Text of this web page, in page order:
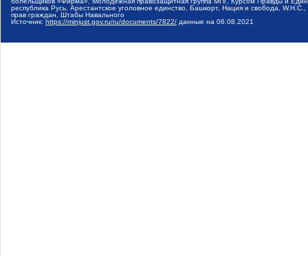
республика Русь, Арестантское уголовное единство, Башкорт, Нация и свобода,
прав граждан, Штабы Навального
Источник: https://minjust.gov.ru/ru/documents/7822/ данные на 06.08.2021